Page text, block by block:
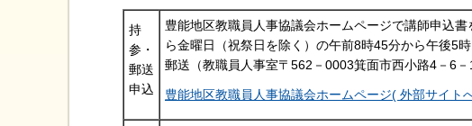
持
参・
郵送
申込
豊能地区教職員人事協議会ホームページで講師申込
ら金曜日（祝祭日を除く）の午前8時45分から午後5
郵送（教職員人事室〒562－0003箕面市西小路4－6－
豊能地区教職員人事協議会ホームページ( 外部サイト